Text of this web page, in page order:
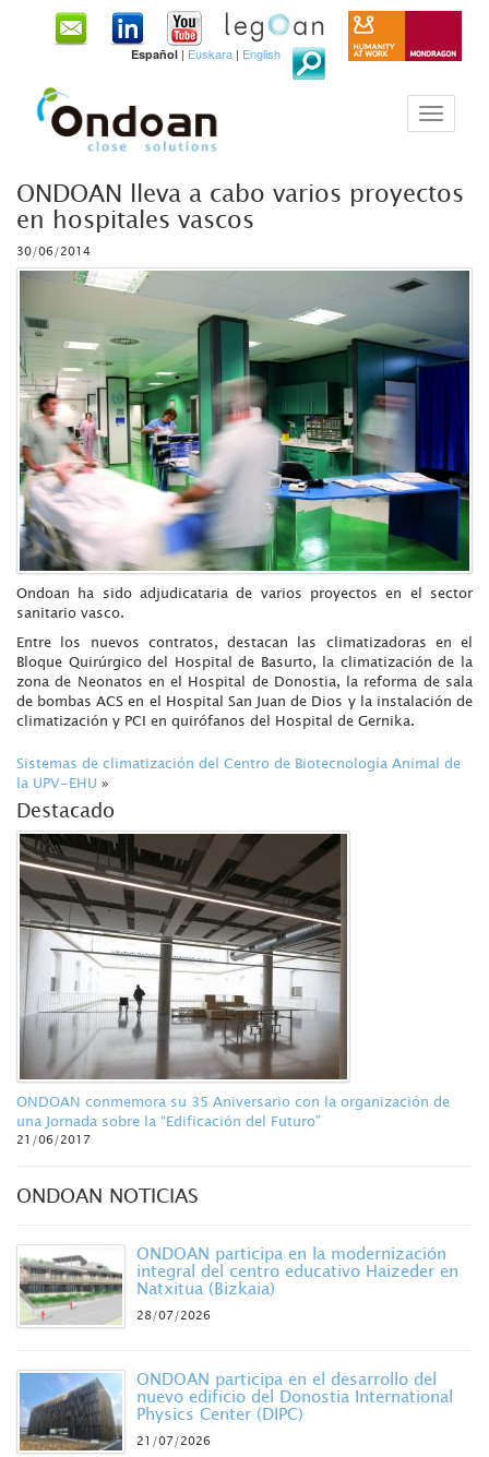
Español | Euskara | English
ONDOAN lleva a cabo varios proyectos
en hospitales vascos
30/06/2014
Ondoan ha sido adjudicataria de varios proyectos en el sector
sanitario vasco.
Entre los nuevos contratos, destacan las climatizadoras en el
Bloque Quirúrgico del Hospital de Basurto, la climatización de la
zona de Neonatos en el Hospital de Donostia, la reforma de sala
de bombas ACS en el Hospital San Juan de Dios y la instalación de
climatización y PCI en quirófanos del Hospital de Gernika.
Sistemas de climatización del Centro de Biotecnología Animal de
la UPV-EHU »
Destacado
ONDOAN conmemora su 35 Aniversario con la organización de
una Jornada sobre la “Edificación del Futuro”
21/06/2017
ONDOAN NOTICIAS
ONDOAN participa en la modernización
integral del centro educativo Haizeder en
Natxitua (Bizkaia)
28/07/2026
ONDOAN participa en el desarrollo del
nuevo edificio del Donostia International
Physics Center (DIPC)
21/07/2026